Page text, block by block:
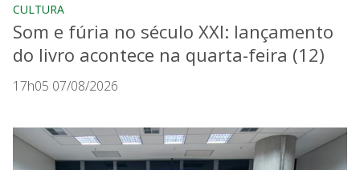
CULTURA
Som e fúria no século XXI: lançamento
do livro acontece na quarta-feira (12)
17h05 07/08/2026